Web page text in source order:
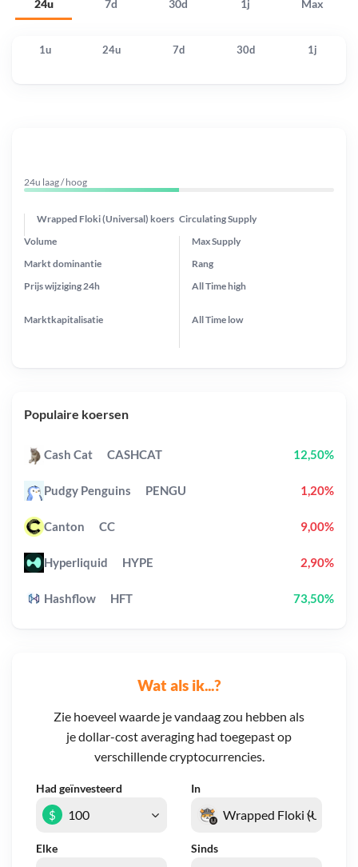
24u 7d 30d 1j Max
1u 24u 7d 30d 1j
Wat als ik...?
Zie hoeveel waarde je vandaag zou hebben als
je dollar-cost averaging had toegepast op
verschillende cryptocurrencies.
Had geïnvesteerd In
Elke Sinds
$
24u laag / hoog
Wrapped Floki (Universal) koers Circulating Supply
Prijs wijziging 24h
Max Supply
Markt dominantie
Marktkapitalisatie
Volume
Rang
All Timehigh
All Time low
Populaire koersen
Cash Cat CASHCAT 12,50%
Pudgy Penguins PENGU 1,20%
Canton CC 9,00%
Hyperliquid HYPE 2,90%
Hashflow HFT 73,50%